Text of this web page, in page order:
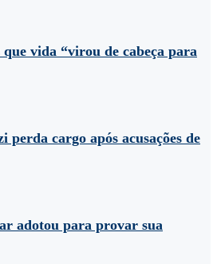
vida “virou de cabeça para
perda cargo após acusações de
adotou para provar sua